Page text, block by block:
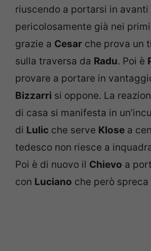
riuscendo a portarsi in avanti
pericolosamente già nei
grazie a Cesar che prova un
sulla traversa da Radu. Poi è
provare a portare in
Bizzarri si oppone. La
di casa si manifesta in
di Lulic che serve Klose a
tedesco non riesce a
Poi è di nuovo il Chievo a
con Luciano che però